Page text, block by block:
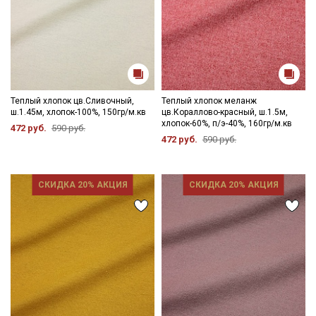
Теплый хлопок цв.Сливочный,
ш.1.45м, хлопок-100%, 150гр/м.кв
472 руб. 590 руб.
Теплый хлопок меланж
цв.Кораллово-красный, ш.1.5м,
хлопок-60%, п/э-40%, 160гр/м.кв
472 руб. 590 руб.
СКИДКА 20% АКЦИЯ СКИДКА 20% АКЦИЯ
Секретная рассылка от Купава
Мы публикуем здесь дополнительные
промокоды и скидки до 30% на узкие